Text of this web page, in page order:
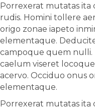
Porrexerat mutatas ita
rudis. Homini tollere
origo zonae iapeto
elementaque.
campoque quem nulli.
caelum viseret
acervo. Occiduo onus
elementaque.
Porrexerat mutatas ita